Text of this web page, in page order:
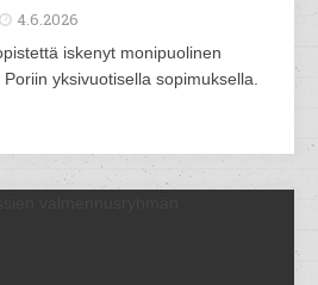
4.6.2026
iskenyt monipuolinen
yksivuotisella sopimuksella.